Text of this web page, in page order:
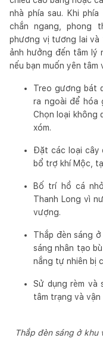
nhà phía sau. Khi
chắn ngang, phong
phương vị tương lai và
ảnh hưởng đến tâm lý
nếu bạn muốn yên tâm
Treo gương bát
ra ngoài để hóa
Chọn loại không
xóm.
Đặt các loại cây
bổ trợ khí Mộc,
Bố trí hồ cá
Thanh Long vì
vượng.
Thắp đèn sáng
sáng nhân tạo
nắng tự nhiên bị
Sử dụng rèm và
tâm trạng và vận
Thắp đèn sáng ở